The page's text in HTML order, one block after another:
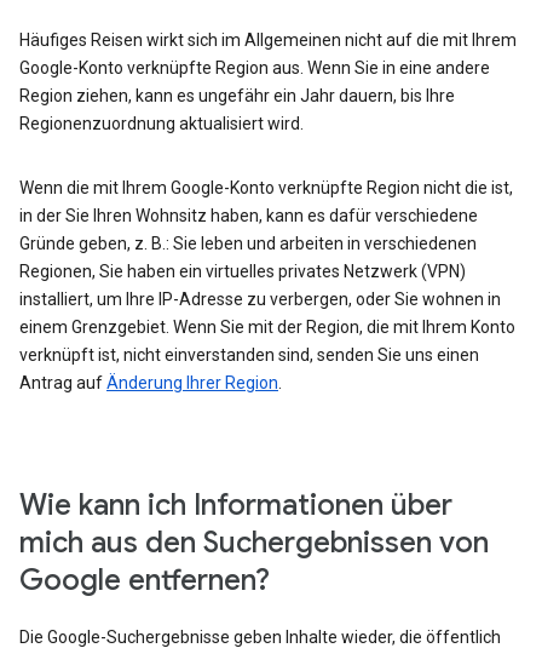
Häufiges Reisen wirkt sich im Allgemeinen nicht auf die mit Ihrem
Google-Konto verknüpfte Region aus. Wenn Sie in eine andere
Region ziehen, kann es ungefähr ein Jahr dauern, bis Ihre
Regionenzuordnung aktualisiert wird.
Wenn die mit Ihrem Google-Konto verknüpfte Region nicht die ist,
in der Sie Ihren Wohnsitz haben, kann es dafür verschiedene
Gründe geben, z. B.: Sie leben und arbeiten in verschiedenen
Regionen, Sie haben ein virtuelles privates Netzwerk (VPN)
installiert, um Ihre IP-Adresse zu verbergen, oder Sie wohnen in
einem Grenzgebiet. Wenn Sie mit der Region, die mit Ihrem Konto
verknüpft ist, nicht einverstanden sind, senden Sie uns einen
Antrag aufÄnderung Ihrer Region
Wie kann ich Informationen über
mich aus den Suchergebnissen von
Google entfernen?
Die Google-Suchergebnisse geben Inhalte wieder, die öffentlich